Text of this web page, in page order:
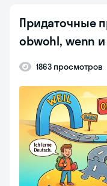
Придаточные
obwohl, wenn и
1863 просмотров